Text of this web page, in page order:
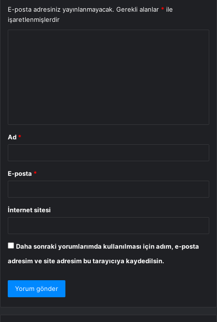
E-posta adresiniz yayınlanmayacak. Gerekli alanlar * ile
işaretlenmişlerdir
Ad *
E-posta *
İnternet sitesi
Daha sonraki yorumlarımda kullanılması için adım, e-posta
adresim ve site adresim bu tarayıcıya kaydedilsin.